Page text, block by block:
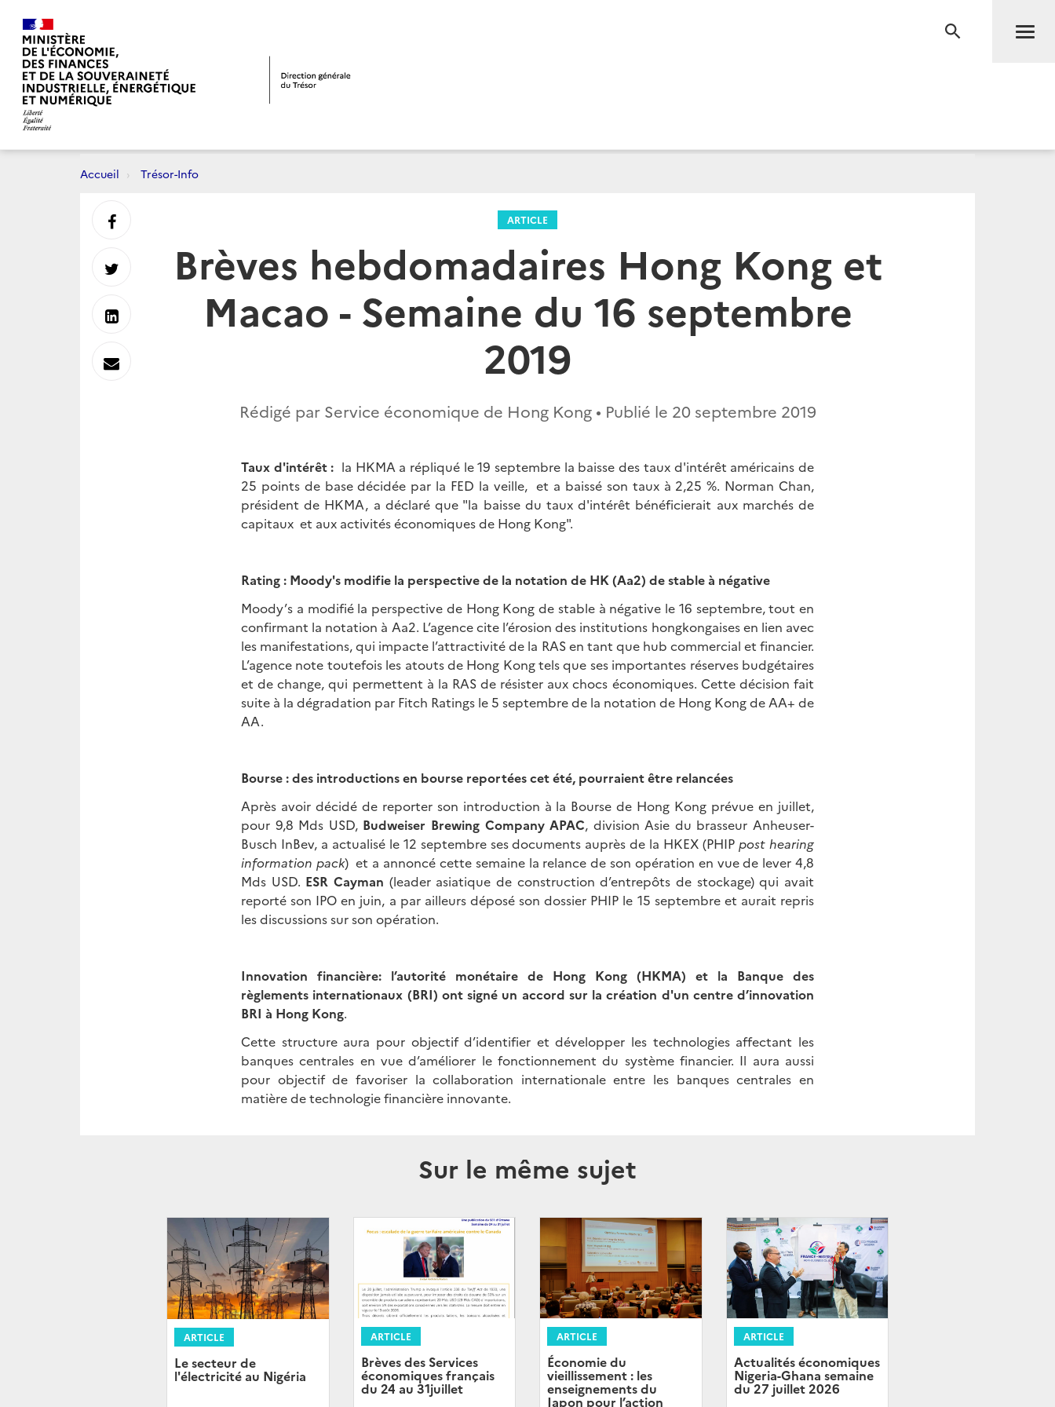
RECHERCHE
Accueil Trésor-Info
ARTICLE
Brèves hebdomadaires Hong Kong et
Macao - Semaine du 16 septembre
2019
Rédigé par Service économique de Hong Kong • Publié le 20 septembre 2019
Taux d'intérêt : la HKMA a répliqué le 19 septembre la baisse des taux d'intérêt américains de
25 points de base décidée par la FED la veille, et a baissé son taux à 2,25 %. Norman Chan,
président de HKMA, a déclaré que "la baisse du taux d'intérêt bénéficierait aux marchés de
capitaux et aux activités économiques de Hong Kong".
Rating : Moody's modifie la perspective de la notation de HK (Aa2) de stable à négative
Moody’s a modifié la perspective de Hong Kong de stable à négative le 16 septembre, tout en
confirmant la notation à Aa2. L’agence cite l’érosion des institutions hongkongaises en lien avec
les manifestations, qui impacte l’attractivité de la RAS en tant que hub commercial et financier.
L’agence note toutefois les atouts de Hong Kong tels que ses importantes réserves budgétaires
et de change, qui permettent à la RAS de résister aux chocs économiques. Cette décision fait
suite à la dégradation par Fitch Ratings le 5 septembre de la notation de Hong Kong de AA+ de
AA.
Bourse : des introductions en bourse reportées cet été, pourraient être relancées
Après avoir décidé de reporter son introduction à la Bourse de Hong Kong prévue en juillet,
pour 9,8 Mds USD, Budweiser Brewing Company APAC, division Asie du brasseur Anheuser-
Busch InBev, a actualisé le 12 septembre ses documents auprès de la HKEX (PHIP post hearing
information pack) et a annoncé cette semaine la relance de son opération en vue de lever 4,8
Mds USD. ESR Cayman (leader asiatique de construction d’entrepôts de stockage) qui avait
reporté son IPO en juin, a par ailleurs déposé son dossier PHIP le 15 septembre et aurait repris
les discussions sur son opération.
Innovation financière: l’autorité monétaire de Hong Kong (HKMA) et la Banque des
règlements internationaux (BRI) ont signé un accord sur la création d'un centre d’innovation
BRI à Hong Kong.
Cette structure aura pour objectif d’identifier et développer les technologies affectant les
banques centrales en vue d’améliorer le fonctionnement du système financier. Il aura aussi
pour objectif de favoriser la collaboration internationale entre les banques centrales en
matière de technologie financière innovante.
Sur le même sujet
ARTICLE
Le secteur de
l'électricité au Nigéria
ARTICLE
Brèves des Services
économiques français
du 24 au 31juillet
ARTICLE
Économie du
vieillissement : les
enseignements du
Japon pour l’action
ARTICLE
Actualités économiques
Nigeria-Ghana semaine
du 27 juillet 2026
Partager
sur
Partager
sur
Partager
sur
Envoyer